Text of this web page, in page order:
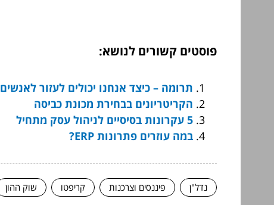
פוסטים קשורים לנושא:
תרומה – כיצד אנחנו יכולים לעזור
הקריטריונים בבחירת מכונת כביסה
5 עקרונות בסיסיים לניהול עסק מתחיל
במה עוזרים פתרונות ERP?
נדל"ן פיננסים וצרכנות קריפטו שוק ההון